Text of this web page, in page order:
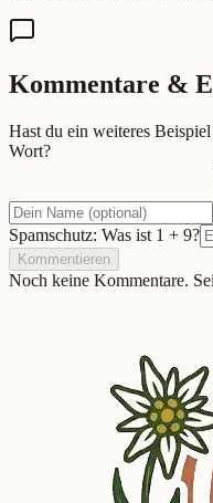
Kommentare &
Hast du ein weiteres
Wort?
Spamschutz: Was ist 1 + 9?
Kommentieren
Noch keine Kommentare.